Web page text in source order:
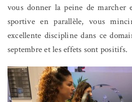
vous donner la peine de
sportive en parallèle, vous
excellente discipline dans ce
septembre et les effets sont positifs.